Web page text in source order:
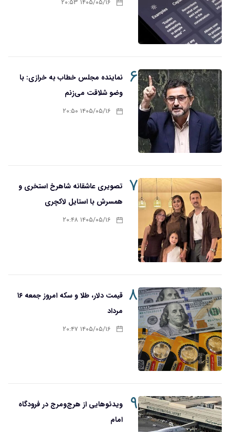
۱۴۰۵/۰۵/۱۶ ۲۰:۵۳
۶
نماینده مجلس خطاب به خرازی: با
وضو شلاقت می‌زنم
۱۴۰۵/۰۵/۱۶ ۲۰:۵۰
۷
تصویری عاشقانه شاهرخ استخری و
همسرش با استایل لاکچری
۱۴۰۵/۰۵/۱۶ ۲۰:۴۸
۸
قیمت دلار، طلا و سکه امروز جمعه ۱۶
مرداد
۱۴۰۵/۰۵/۱۶ ۲۰:۴۷
۹
ویدئوهایی از هرج‌ومرج در فرودگاه
امام